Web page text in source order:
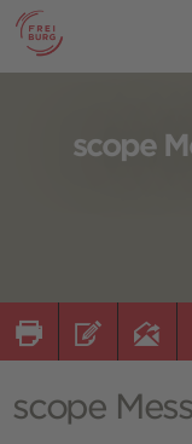
scope
scope